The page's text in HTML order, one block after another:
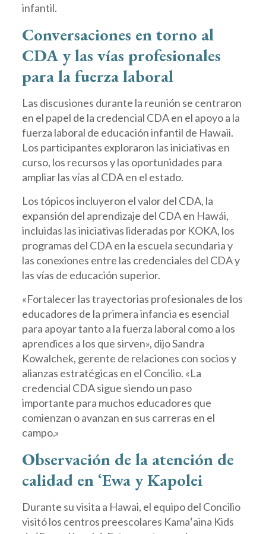
infantil.
Conversaciones en torno al
CDA y las vías profesionales
para la fuerza laboral
Las discusiones durante la reunión se centraron
en el papel de la credencial CDA en el apoyo a la
fuerza laboral de educación infantil de Hawaii.
Los participantes exploraron las iniciativas en
curso, los recursos y las oportunidades para
ampliar las vías al CDA en el estado.
Los tópicos incluyeron el valor del CDA, la
expansión del aprendizaje del CDA en Hawái,
incluidas las iniciativas lideradas por KOKA, los
programas del CDA en la escuela secundaria y
las conexiones entre las credenciales del CDA y
las vías de educación superior.
«Fortalecer las trayectorias profesionales de los
educadores de la primera infancia es esencial
para apoyar tanto a la fuerza laboral como a los
aprendices a los que sirven», dijo Sandra
Kowalchek, gerente de relaciones con socios y
alianzas estratégicas en el Concilio. «La
credencial CDA sigue siendo un paso
importante para muchos educadores que
comienzan o avanzan en sus carreras en el
campo.»
Observación de la atención de
calidad en ʻEwa y Kapolei
Durante su visita a Hawai, el equipo del Concilio
visitó los centros preescolares Kamaʻaina Kids